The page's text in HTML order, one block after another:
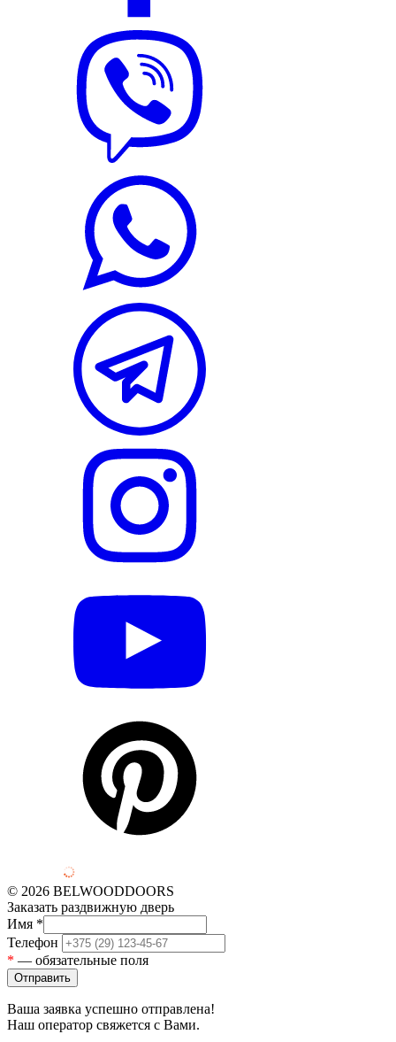
© 2026 BELWOODDOORS
Заказать раздвижную дверь
Имя *
Телефон
* — обязательные поля
Ваша заявка успешно отправлена!
Наш оператор свяжется с Вами.